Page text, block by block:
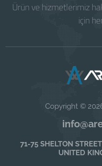
Ürün ve hizmetlerimiz
için
Copyright © 2026
71-75 SHELTON
UNITED